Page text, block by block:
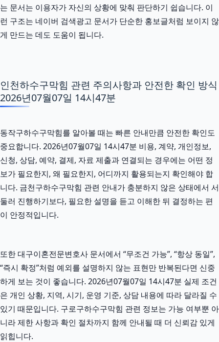
는 문서는 이용자가 자신의 상황에 맞춰 판단하기 쉽습니다. 이
런 구조는 네이버 검색광고 문서가 단순한 홍보글처럼 보이지 않
게 만드는 데도 도움이 됩니다.
인천하수구막힘 관련 주의사항과 안전한 확인 방식
2026년07월07일 14시47분
동작구하수구막힘를 알아볼 때는 빠른 안내만큼 안전한 확인도
중요합니다. 2026년07월07일 14시47분 비용, 계약, 개인정보,
신청, 상담, 예약, 결제, 자료 제출과 연결되는 경우에는 어떤 정
보가 필요한지, 왜 필요한지, 어디까지 활용되는지 확인해야 합
니다. 금천구하수구막힘 관련 안내가 충분하지 않은 상태에서 서
둘러 진행하기보다, 필요한 설명을 듣고 이해한 뒤 결정하는 편
이 안정적입니다.
또한 대구이혼전문변호사 문서에서 “무조건 가능”, “항상 동일”,
“즉시 확정”처럼 예외를 설명하지 않는 표현만 반복된다면 신중
하게 보는 것이 좋습니다. 2026년07월07일 14시47분 실제 조건
은 개인 상황, 지역, 시기, 운영 기준, 상담 내용에 따라 달라질 수
있기 때문입니다. 구로구하수구막힘 관련 정보는 가능 여부뿐 아
니라 제한 사항과 확인 절차까지 함께 안내될 때 더 신뢰감 있게
읽힙니다.